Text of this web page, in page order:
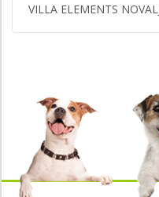
VILLA ELEMENTS